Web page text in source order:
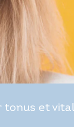
tonus et